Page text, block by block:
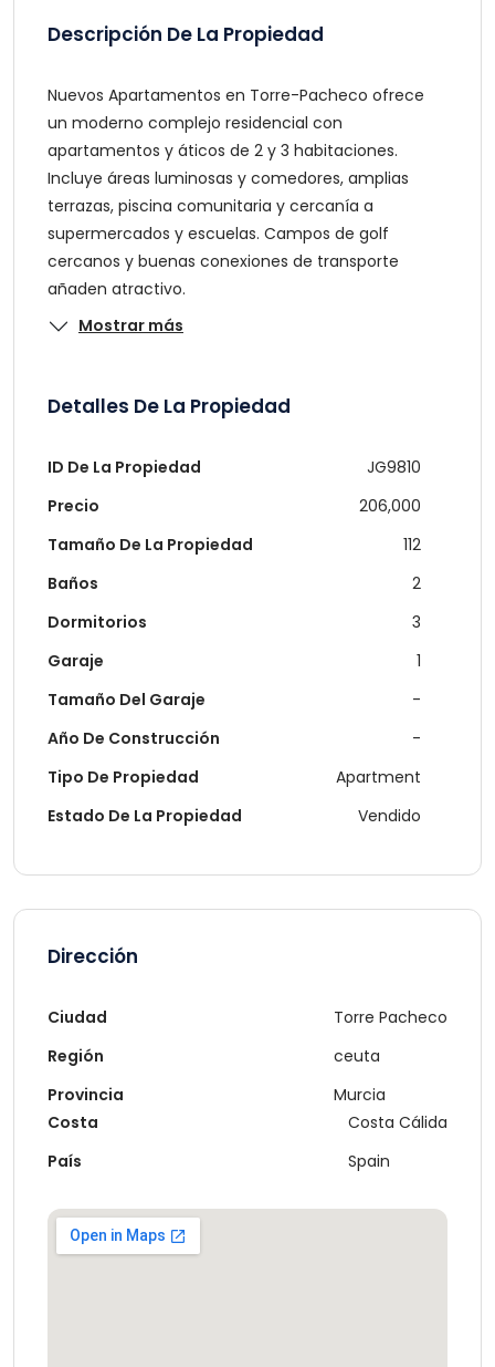
Descripción De La Propiedad
Nuevos Apartamentos en Torre-Pacheco ofrece
un moderno complejo residencial con
apartamentos y áticos de 2 y 3 habitaciones.
Incluye áreas luminosas y comedores, amplias
terrazas, piscina comunitaria y cercanía a
supermercados y escuelas. Campos de golf
cercanos y buenas conexiones de transporte
añaden atractivo.
Mostrar más
Detalles De La Propiedad
ID De La Propiedad
JG9810
Precio
206,000
Tamaño De La Propiedad
112
Baños
2
Dormitorios
3
Garaje
1
Tamaño Del Garaje
-
Año De Construcción
-
Tipo De Propiedad
Apartment
Estado De La Propiedad
Vendido
Dirección
Ciudad
Región
Provincia
Torre Pacheco
ceuta
Murcia
Costa
País
Costa Cálida
Spain